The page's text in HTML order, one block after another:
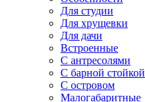
Для студии
Для хрущевки
Для дачи
Встроенные
С антресолями
С барной стойкой
С островом
Малогабаритные